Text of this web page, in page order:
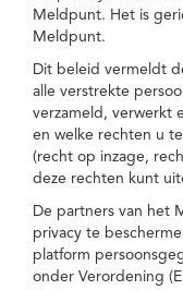
Meldpunt. Het is
Meldpunt.
Dit beleid vermeldt
alle verstrekte
verzameld, verwerkt
en welke rechten u
(recht op inzage,
deze rechten kunt
De partners van het
privacy te
platform
onder Verordening